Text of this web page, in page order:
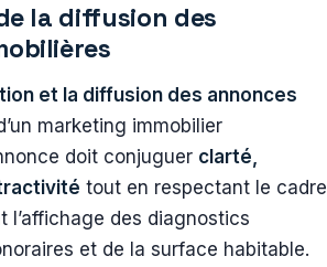
la diffusion des
et la diffusion des annonces
marketing immobilier
doit conjuguer clarté,
tout en respectant le cadre
des diagnostics
et de la surface habitable.